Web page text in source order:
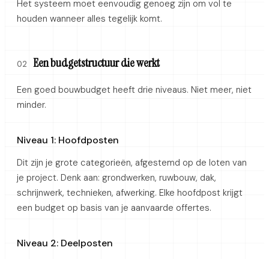
Het systeem moet eenvoudig genoeg zijn om vol te
houden wanneer alles tegelijk komt.
02 Een budgetstructuur die werkt
Een goed bouwbudget heeft drie niveaus. Niet meer, niet
minder.
Niveau 1: Hoofdposten
Dit zijn je grote categorieën, afgestemd op de loten van
je project. Denk aan: grondwerken, ruwbouw, dak,
schrijnwerk, technieken, afwerking. Elke hoofdpost krijgt
een budget op basis van je aanvaarde offertes.
Niveau 2: Deelposten